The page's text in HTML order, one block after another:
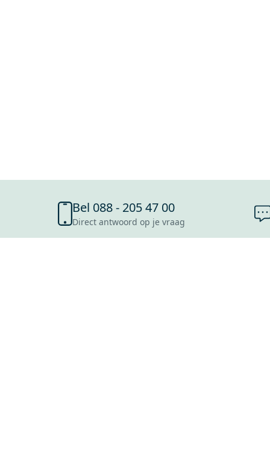
Bel 088 - 205 47 00
Direct antwoord op je vraag